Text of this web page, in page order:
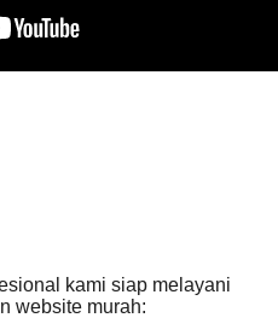
kami siap melayani
website murah: